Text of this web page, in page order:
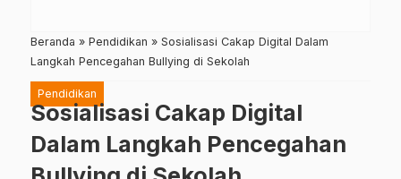
Beranda » Pendidikan » Sosialisasi Cakap Digital Dalam
Langkah Pencegahan Bullying di Sekolah
Pendidikan
Sosialisasi Cakap Digital
Dalam Langkah Pencegahan